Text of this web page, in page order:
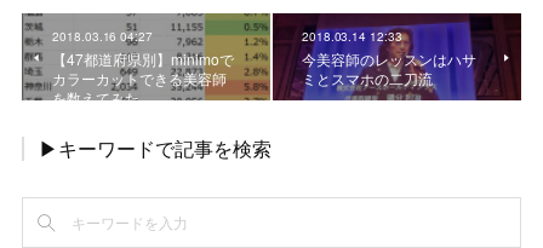
2018.03.16 04:27
【47都道府県別】minimoで
カラーカットできる美容師
を数えてみた
2018.03.14 12:33
今美容師のレッスンはハサ
ミとスマホの二刀流
▶キーワードで記事を検索